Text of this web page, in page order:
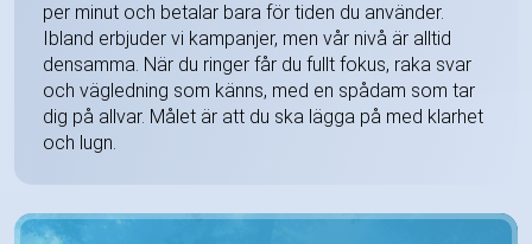
per minut och betalar bara för tiden du använder.
Ibland erbjuder vi kampanjer, men vår nivå är alltid
densamma. När du ringer får du fullt fokus, raka svar
och vägledning som känns, med en spådam som tar
dig på allvar. Målet är att du ska lägga på med klarhet
och lugn.